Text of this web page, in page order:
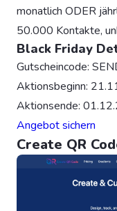
monatlich ODER
50.000 Kontakte,
Black Friday
Gutscheincode:
Aktionsbeginn:
Aktionsende:
Angebot sichern
Create QR